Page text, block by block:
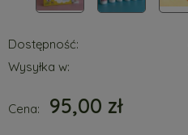
Dostępność:
Wysyłka w:
Cena: 95,00 zł